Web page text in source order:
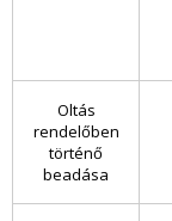
Oltás
rendelőben
történő
beadása